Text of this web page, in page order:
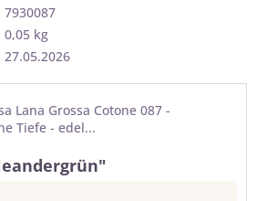
7930087
0,05 kg
27.05.2026
Lana Grossa Cotone 087 -
Tiefe - edel...